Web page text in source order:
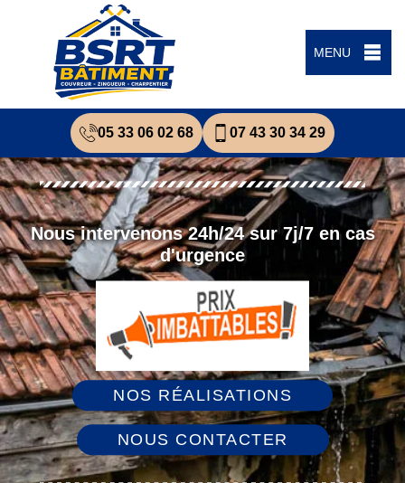
MENU
05 33 06 02 68 07 43 30 34 29
Nous intervenons 24h/24 sur 7j/7 en cas
d'urgence
NOS RÉALISATIONS
NOUS CONTACTER